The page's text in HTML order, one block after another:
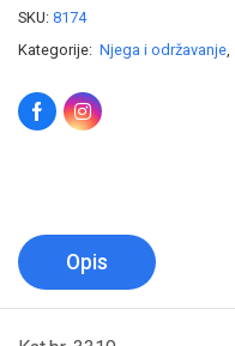
SKU: 8174
Kategorije: Njega i održavanje,
Opis